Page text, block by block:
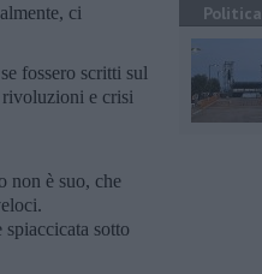
ci
fossero scritti sul
rivoluzioni e crisi
non è suo, che
sotto
Politica